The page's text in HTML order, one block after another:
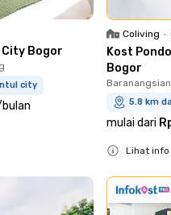
City Bogor
city
bulan
Coliving •
Kost
Bogor
5.8 km
mulai dari
Lihat info